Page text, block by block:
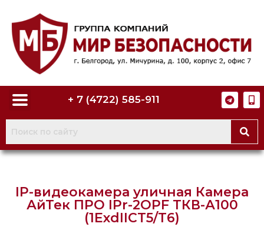
+ 7 (4722) 585-911
IP-видеокамера уличная Камера
АйТек ПРО IPr-2OPF ТКВ-А100
(1ExdIICT5/Т6)